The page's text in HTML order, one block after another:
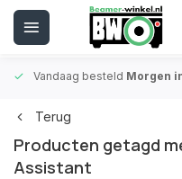
Vandaag besteld Morgen
Terug
Producten getagd
Assistant